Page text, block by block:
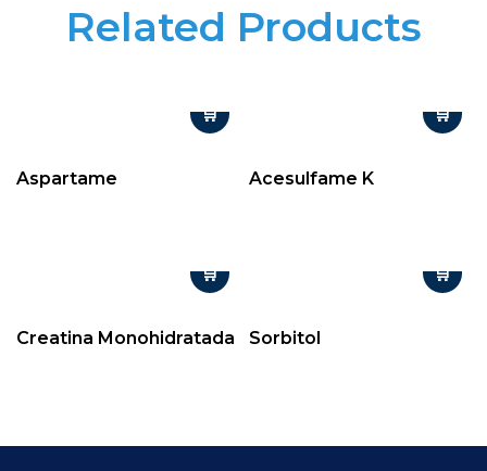
Related Products
Aspartame Acesulfame K
Creatina Monohidratada Sorbitol